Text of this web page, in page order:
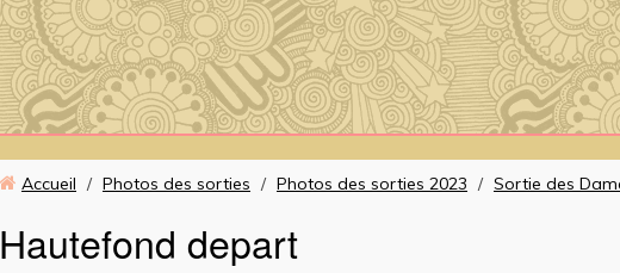
Accueil / Photos des sorties / Photos des sorties 2023 / Sortie des
Hautefond depart